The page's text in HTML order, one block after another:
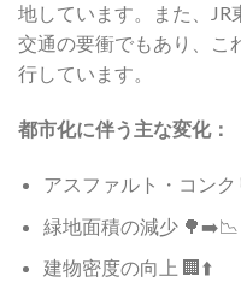
地しています。また、JR
交通の要衝でもあり、こ
行しています。
都市化に伴う主な変化：
アスファルト・コン
緑地面積の減少 🌳➡️📉
建物密度の向上 🏢⬆️